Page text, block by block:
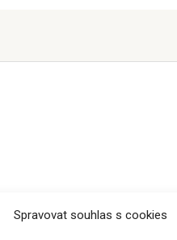
Spravovat souhlas s cookies